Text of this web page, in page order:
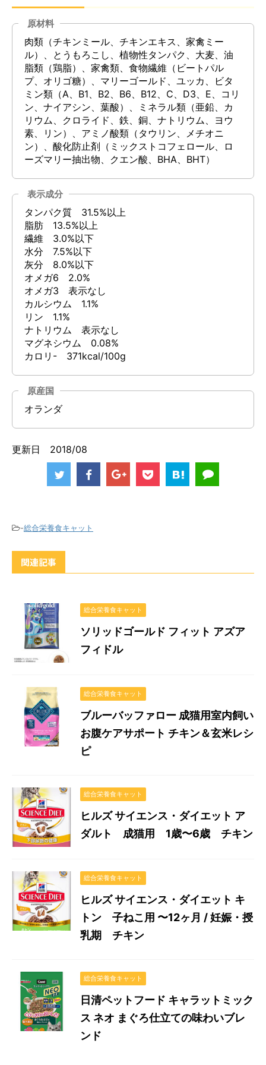
原材料
肉類（チキンミール、チキンエキス、家禽ミー
ル）、とうもろこし、植物性タンパク、大麦、油
脂類（鶏脂）、家禽類、食物繊維（ビートパル
プ、オリゴ糖）、マリーゴールド、ユッカ、ビタ
ミン類（A、B1、B2、B6、B12、C、D3、E、コリ
ン、ナイアシン、葉酸）、ミネラル類（亜鉛、カ
リウム、クロライド、鉄、銅、ナトリウム、ヨウ
素、リン）、アミノ酸類（タウリン、メチオニ
ン）、酸化防止剤（ミックストコフェロール、ロ
ーズマリー抽出物、クエン酸、BHA、BHT）
表示成分
タンパク質 31.5%以上
脂肪 13.5%以上
繊維 3.0%以下
水分 7.5%以下
灰分 8.0%以下
オメガ6 2.0%
オメガ3 表示なし
カルシウム 1.1%
リン 1.1%
ナトリウム 表示なし
マグネシウム 0.08%
カロリ- 371kcal/100g
原産国
オランダ
更新日 2018/08
-総合栄養食キャット
関連記事
総合栄養食キャット
ソリッドゴールド フィット アズア
フィドル
総合栄養食キャット
ブルーバッファロー 成猫用室内飼い
お腹ケアサポート チキン＆玄米レシ
ピ
総合栄養食キャット
ヒルズ サイエンス・ダイエット ア
ダルト 成猫用 1歳〜6歳 チキン
総合栄養食キャット
ヒルズ サイエンス・ダイエット キ
トン 子ねこ用 〜12ヶ月 / 妊娠・授
乳期 チキン
総合栄養食キャット
日清ペットフード キャラットミック
ス ネオ まぐろ仕立ての味わいブレ
ンド